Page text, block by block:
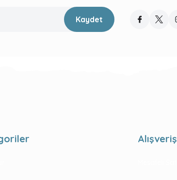
Kaydet
Alışveriş